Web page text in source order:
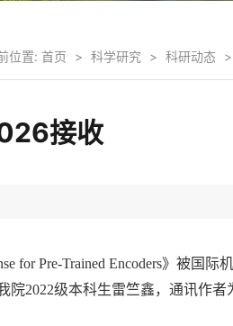
位置: 首页 > 科学研究 > 科研动态 >
接收
for Pre-Trained Encoders》被国际
院2022级本科生雷竺鑫，通讯作者